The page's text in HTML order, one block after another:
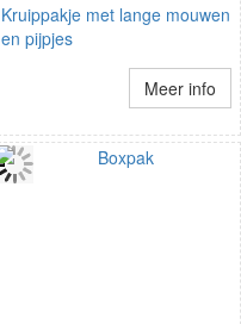
Kruippakje met lange mouwen
en pijpjes
Meer info